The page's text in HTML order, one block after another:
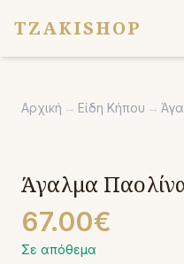
TZAKISHOP
Σόμπες
Κήπος
Εκκλησιαστικά
Σχετικά
Αρχική → Είδη Κήπου →
Άγαλμα
67.00€
Σε απόθεμα